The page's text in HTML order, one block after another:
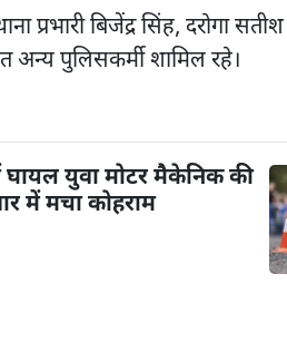
प्रभारी बिजेंद्र सिंह, दरोगा
अन्य पुलिसकर्मी शामिल रहे।
युवा मोटर मैकेनिक की
में मचा कोहराम